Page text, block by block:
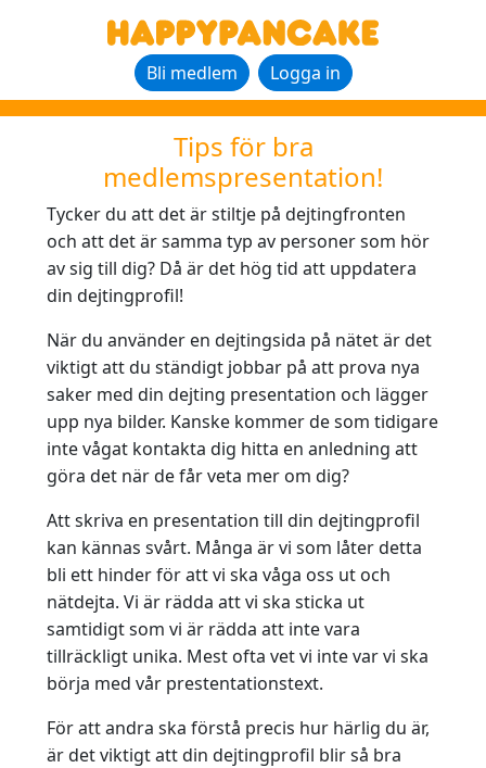
Bli medlem Logga in
Tips för bra
medlemspresentation!
Tycker du att det är stiltje på dejtingfronten
och att det är samma typ av personer som hör
av sig till dig? Då är det hög tid att uppdatera
din dejtingprofil!
När du använder en dejtingsida på nätet är det
viktigt att du ständigt jobbar på att prova nya
saker med din dejting presentation och lägger
upp nya bilder. Kanske kommer de som tidigare
inte vågat kontakta dig hitta en anledning att
göra det när de får veta mer om dig?
Att skriva en presentation till din dejtingprofil
kan kännas svårt. Många är vi som låter detta
bli ett hinder för att vi ska våga oss ut och
nätdejta. Vi är rädda att vi ska sticka ut
samtidigt som vi är rädda att inte vara
tillräckligt unika. Mest ofta vet vi inte var vi ska
börja med vår prestentationstext.
För att andra ska förstå precis hur härlig du är,
är det viktigt att din dejtingprofil blir så bra